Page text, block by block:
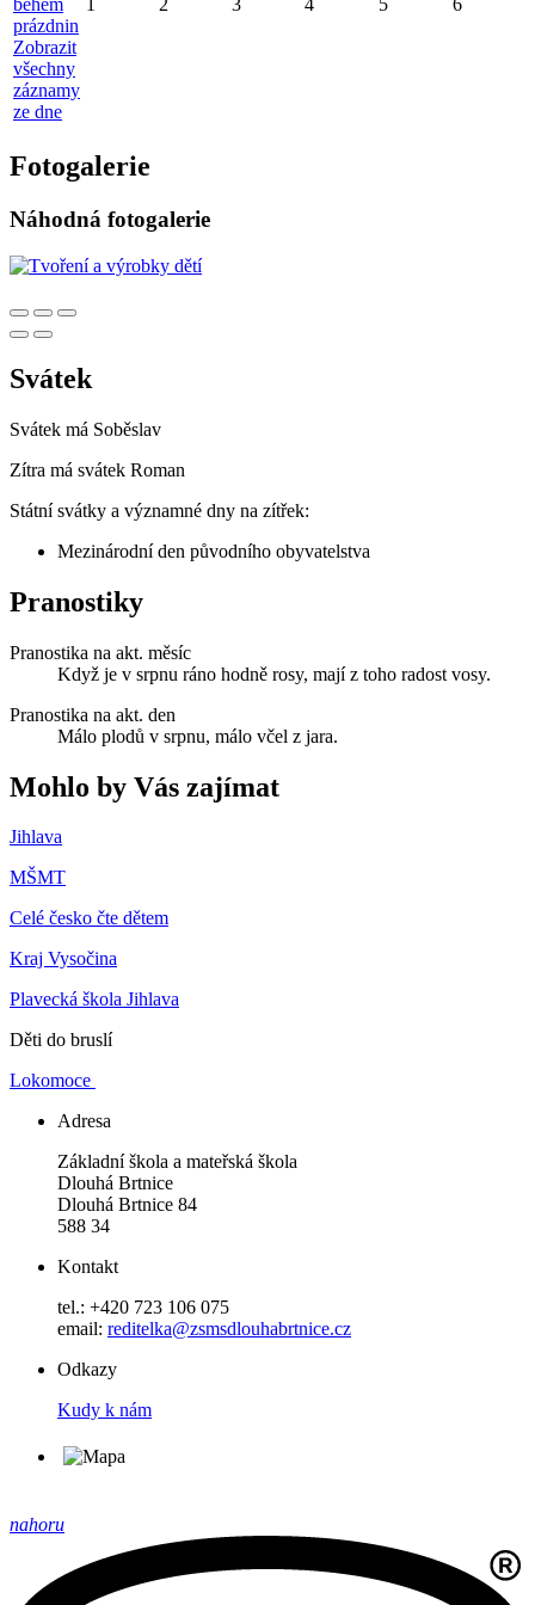
během
prázdnin
Zobrazit
všechny
záznamy
ze dne
1 2 3 4 5 6
Fotogalerie
Náhodná fotogalerie
Svátek
Svátek má Soběslav
Zítra má svátek Roman
Státní svátky a významné dny na zítřek:
Mezinárodní den původního obyvatelstva
Pranostiky
Pranostika na akt. měsíc
Když je v srpnu ráno hodně rosy, mají z toho radost vosy.
Pranostika na akt. den
Málo plodů v srpnu, málo včel z jara.
Mohlo by Vás zajímat
Jihlava
MŠMT
Celé česko čte dětem
Kraj Vysočina
Plavecká škola Jihlava
Děti do bruslí
Lokomoce
Adresa
Základní škola a mateřská škola
Dlouhá Brtnice
Dlouhá Brtnice 84
588 34
Kontakt
tel.: +420 723 106 075
email: reditelka@zsmsdlouhabrtnice.cz
Odkazy
Kudy k nám
nahoru